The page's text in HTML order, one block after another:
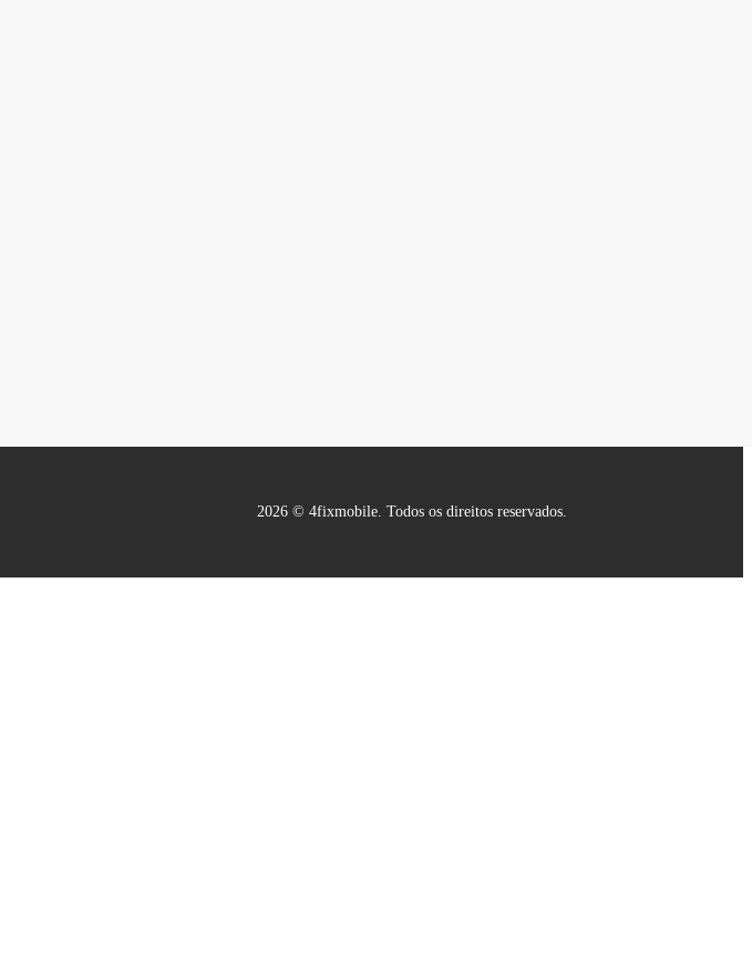
2026 © 4fixmobile. Todos os direitos reservados.